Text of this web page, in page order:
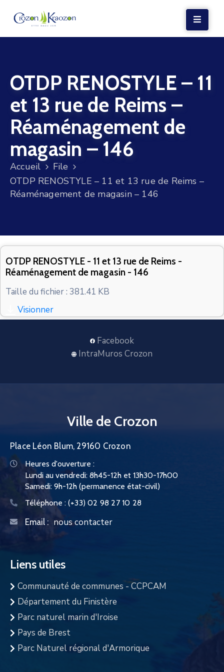
VIE
LOCALE
VIE
SOCIALE
TERRE
ET
MER
VOS
OTDP RENOSTYLE – 11
et 13 rue de Reims –
Réaménagement de
magasin – 146
Accueil
File
OTDP RENOSTYLE – 11 et 13 rue de Reims –
Réaménagement de magasin – 146
OTDP RENOSTYLE - 11 et 13 rue de Reims -
Réaménagement de magasin - 146
Taille du fichier : 381.41 KB
Visionner
Facebook
IntraMuros Crozon
Ville de Crozon
Place Léon Blum, 29160 Crozon
Heures d'ouverture :
Lundi au vendredi: 8h45-12h et 13h30-17h00
Samedi: 9h-12h (permanence état-civil)
Téléphone : (+33) 02 98 27 10 28
Email : nous contacter
Liens utiles
Communauté de communes - CCPCAM
Département du Finistère
Parc naturel marin d'Iroise
Pays de Brest
Parc Naturel régional d'Armorique